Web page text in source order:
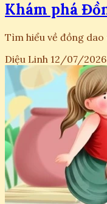
Khám phá
Tìm hiểu về đồng
Diệu Linh 12/07/2026